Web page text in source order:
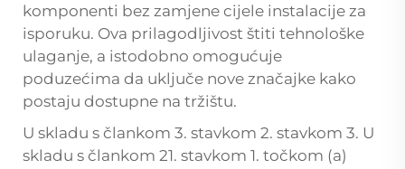
komponenti bez zamjene cijele instalacije za
isporuku. Ova prilagodljivost štiti tehnološke
ulaganje, a istodobno omogućuje
poduzećima da uključe nove značajke kako
postaju dostupne na tržištu.
U skladu s člankom 3. stavkom 2. stavkom 3. U
skladu s člankom 21. stavkom 1. točkom (a)